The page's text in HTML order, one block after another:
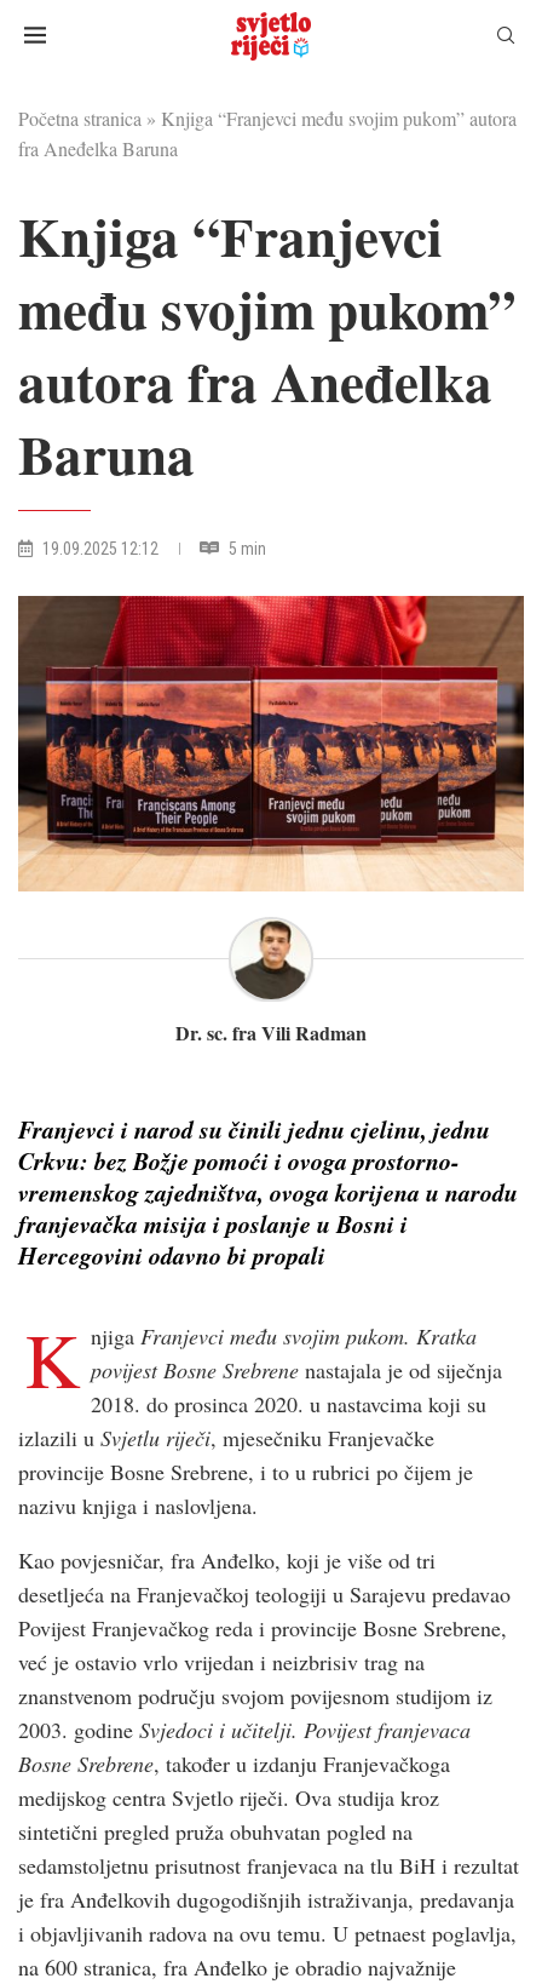
Početna stranica » Knjiga “Franjevci među svojim pukom” autora
fra Aneđelka Baruna
Knjiga “Franjevci
među svojim pukom”
autora fra Aneđelka
Baruna
19.09.2025 12:12 5 min
Dr. sc. fra Vili Radman
Franjevci i narod su činili jednu cjelinu, jednu
Crkvu: bez Božje pomoći i ovoga prostorno-
vremenskog zajedništva, ovoga korijena u narodu
franjevačka misija i poslanje u Bosni i
Hercegovini odavno bi propali
K njigaFranjevci među svojim pukom. Kratka
povijest Bosne Srebrene nastajala je od siječnja
2018. do prosinca 2020. u nastavcima koji su
izlazili u Svjetlu riječi, mjesečniku Franjevačke
provincije Bosne Srebrene, i to u rubrici po čijem je
nazivu knjiga i naslovljena.
Kao povjesničar, fra Anđelko, koji je više od tri
desetljeća na Franjevačkoj teologiji u Sarajevu predavao
Povijest Franjevačkog reda i provincije Bosne Srebrene,
već je ostavio vrlo vrijedan i neizbrisiv trag na
znanstvenom području svojom povijesnom studijom iz
2003. godine Svjedoci i učitelji. Povijest franjevaca
Bosne Srebrene, također u izdanju Franjevačkoga
medijskog centra Svjetlo riječi. Ova studija kroz
sintetični pregled pruža obuhvatan pogled na
sedamstoljetnu prisutnost franjevaca na tlu BiH i rezultat
je fra Anđelkovih dugogodišnjih istraživanja, predavanja
i objavljivanih radova na ovu temu. U petnaest poglavlja,
na 600 stranica, fra Anđelko je obradio najvažnije